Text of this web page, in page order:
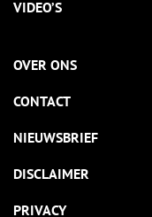
VIDEO’S
OVER ONS
CONTACT
NIEUWSBRIEF
DISCLAIMER
PRIVACY